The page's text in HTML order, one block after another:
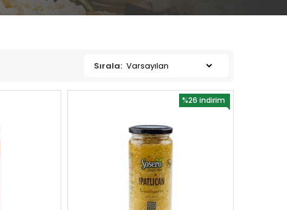
Sırala:
%26 indirim